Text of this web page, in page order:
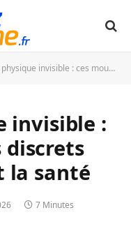
: ces mouvements discrets qui transforment la santé
invisible :
discrets
la santé
7 Minutes